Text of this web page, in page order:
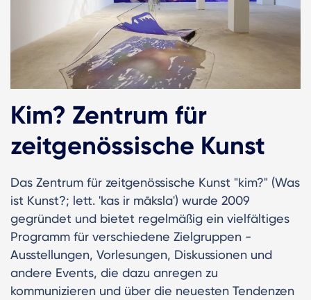
Kim? Zentrum für
zeitgenössische Kunst
Das Zentrum für zeitgenössische Kunst "kim?" (Was
ist Kunst?; lett. 'kas ir māksla') wurde 2009
gegründet und bietet regelmäßig ein vielfältiges
Programm für verschiedene Zielgruppen -
Ausstellungen, Vorlesungen, Diskussionen und
andere Events, die dazu anregen zu
kommunizieren und über die neuesten Tendenzen